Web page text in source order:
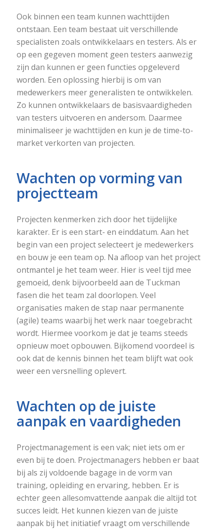
Ook binnen een team kunnen wachttijden
ontstaan. Een team bestaat uit verschillende
specialisten zoals ontwikkelaars en testers. Als er
op een gegeven moment geen testers aanwezig
zijn dan kunnen er geen functies opgeleverd
worden. Een oplossing hierbij is om van
medewerkers meer generalisten te ontwikkelen.
Zo kunnen ontwikkelaars de basisvaardigheden
van testers uitvoeren en andersom. Daarmee
minimaliseer je wachttijden en kun je de time-to-
market verkorten van projecten.
Wachten op vorming van
projectteam
Projecten kenmerken zich door het tijdelijke
karakter. Er is een start- en einddatum. Aan het
begin van een project selecteert je medewerkers
en bouw je een team op. Na afloop van het project
ontmantel je het team weer. Hier is veel tijd mee
gemoeid, denk bijvoorbeeld aan de Tuckman
fasen die het team zal doorlopen. Veel
organisaties maken de stap naar permanente
(agile) teams waarbij het werk naar toegebracht
wordt. Hiermee voorkom je dat je teams steeds
opnieuw moet opbouwen. Bijkomend voordeel is
ook dat de kennis binnen het team blijft wat ook
weer een versnelling oplevert.
Wachten op de juiste
aanpak en vaardigheden
Projectmanagement is een vak; niet iets om er
even bij te doen. Projectmanagers hebben er baat
bij als zij voldoende bagage in de vorm van
training, opleiding en ervaring, hebben. Er is
echter geen allesomvattende aanpak die altijd tot
succes leidt. Het kunnen kiezen van de juiste
aanpak bij het initiatief vraagt om verschillende